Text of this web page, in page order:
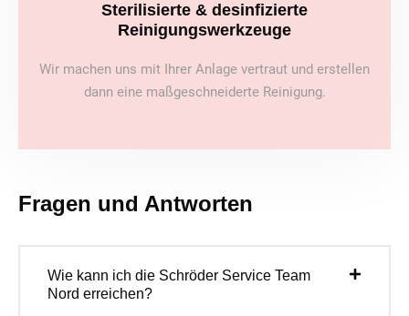
Sterilisierte & desinfizierte
Reinigungswerkzeuge
Wir machen uns mit Ihrer Anlage vertraut und erstellen
dann eine maßgeschneiderte Reinigung.
Fragen und Antworten
Wie kann ich die Schröder Service Team
Nord erreichen?